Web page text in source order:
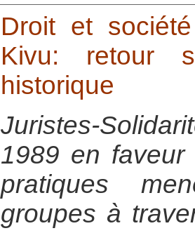
Droit et
Kivu: retour
historique
Juristes-
1989 en faveur
pratiques
groupes à